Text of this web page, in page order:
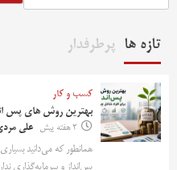
تازه ها پرطرفدار
کسب و کار
بهترین روش‌ های پس‌
2 هفته پیش
علی
همانطور که می‌دانید
پس‌انداز و سرمایه‌گذاری